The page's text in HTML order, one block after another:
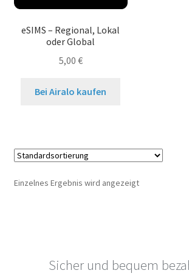
News
eSIMS – Regional, Lokal
oder Global
5,00 €
Bei Airalo kaufen
Einzelnes Ergebnis wird angezeigt
Sicher und bequem